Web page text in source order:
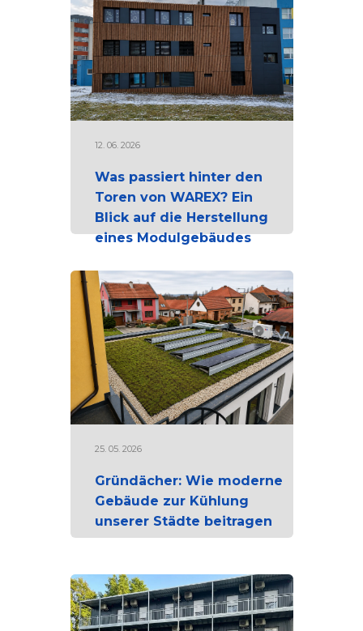
12. 06. 2026
Was passiert hinter den
Toren von WAREX? Ein
Blick auf die Herstellung
eines Modulgebäudes
25. 05. 2026
Gründächer: Wie moderne
Gebäude zur Kühlung
unserer Städte beitragen